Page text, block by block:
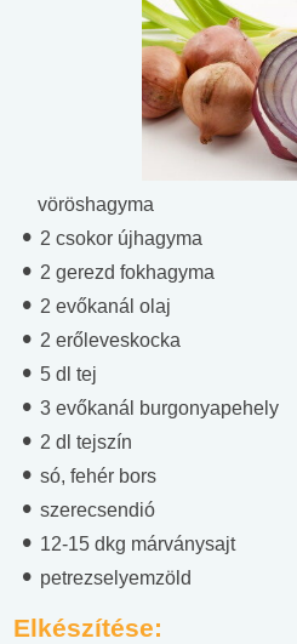
vöröshagyma
2 csokor újhagyma
2 gerezd fokhagyma
2 evőkanál olaj
2 erőleveskocka
5 dl tej
3 evőkanál burgonyapehely
2 dl tejszín
só, fehér bors
szerecsendió
12-15 dkg márványsajt
petrezselyemzöld
Elkészítése: